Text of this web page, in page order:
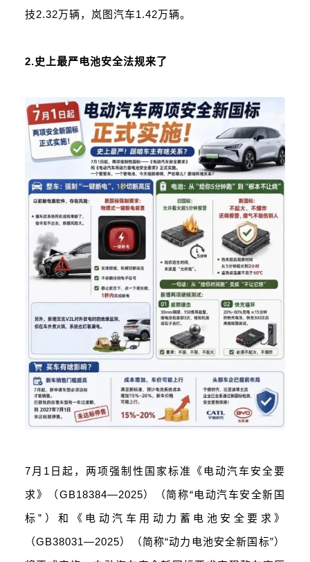
技2.32万辆，岚图汽车1.42万辆。
2.史上最严电池安全法规来了
7月1日起，两项强制性国家标准《电动汽车安全要
求》（GB18384—2025）（简称“电动汽车安全新国
标”）和《电动汽车用动力蓄电池安全要求》
（GB38031—2025）（简称“动力电池安全新国标”）